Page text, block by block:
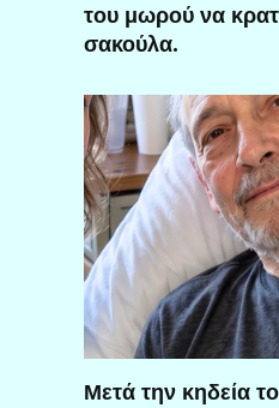
του μωρού να
σακούλα.
Μετά την κηδεία